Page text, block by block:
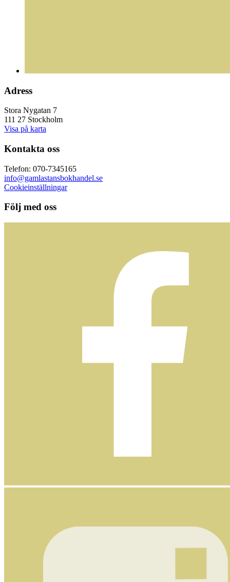
Adress
Stora Nygatan 7
111 27 Stockholm
Visa på karta
Kontakta oss
Telefon: 070-7345165
info@gamlastansbokhandel.se
Cookieinställningar
Följ med oss